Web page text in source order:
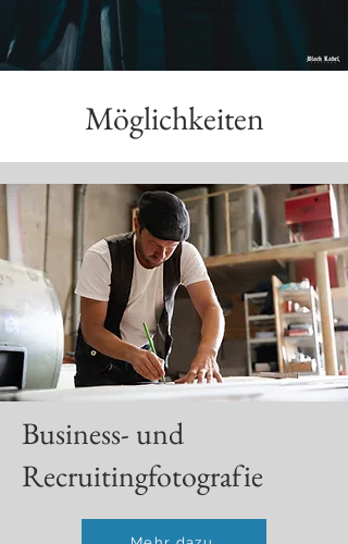
Möglichkeiten
Business- und
Recruitingfotografie